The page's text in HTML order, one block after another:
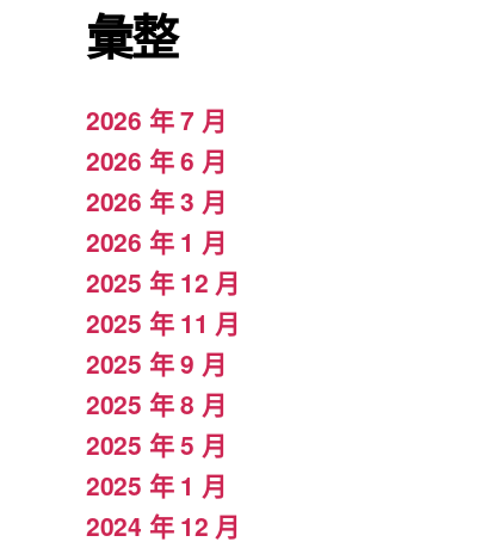
彙整
2026 年 7 月
2026 年 6 月
2026 年 3 月
2026 年 1 月
2025 年 12 月
2025 年 11 月
2025 年 9 月
2025 年 8 月
2025 年 5 月
2025 年 1 月
2024 年 12 月